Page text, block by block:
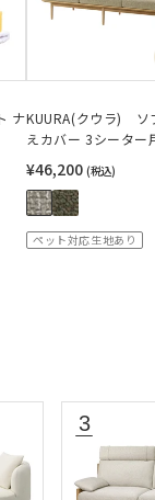
ナKUURA(クウラ) ソ
えカバー 3シーター
¥46,200 (税込)
ペット対応生地あり